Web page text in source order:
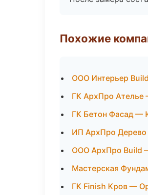
Похожие
ООО Интерьер
ГК АрхПро Ателье
ГК Бетон Фасад —
ИП АрхПро
ООО АрхПро Build
Мастерская
ГК Finish Кров —